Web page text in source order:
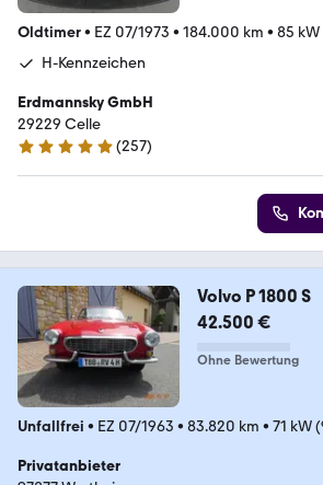
Oldtimer• EZ 07/1973 • 184.000 km • 85 kW
H-Kennzeichen
Erdmannsky GmbH
29229 Celle
4.8 Sterne
(257)
Volvo P 1800 S
42.500 €
Ohne Bewertung
Unfallfrei • EZ 07/1963 • 83.820 km • 71 kW
Privatanbieter